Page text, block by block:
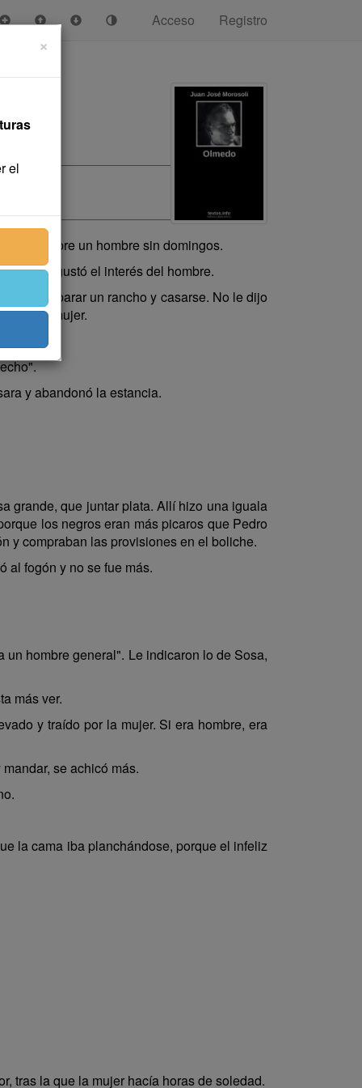
Acceso Registro
siempre un hombre sin domingos.
le disgustó el interés del hombre.
podía parar un rancho y casarse. No le dijo
gozar mujer.
y abandonó la estancia.
grande, que juntar plata. Allí hizo una iguala
los negros eran más picaros que Pedro
y compraban las provisiones en el boliche.
al fogón y no se fue más.
hombre general". Le indicaron lo de Sosa,
más ver.
y traído por la mujer. Si era hombre, era
se achicó más.
la cama iba planchándose, porque el infeliz
tras la que la mujer hacía horas de soledad.
×
el